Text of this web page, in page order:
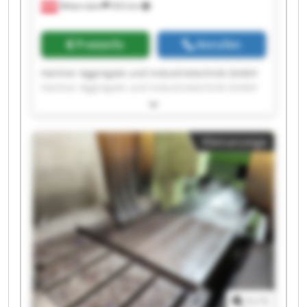
Mitterndorf 453 km
Preisinfo Anrufen
Hartner Aggregate und Industrietechnik GmbH
Hartner Aggregate und Industrietechnik GmbH
Hartner Aggregate und Industrietechnik GmbH
Hartner Aggregate und Industrietechnik GmbH
Hartner Aggregate und Industrietechnik GmbH
Hartner Aggregate und Industrietechnik GmbH
Hartner Aggregate und Industrietechnik GmbH
Hartner Aggregate und Industrietechnik GmbH
Hartner Aggregate und Industrietechnik GmbH
Hartner Aggregate und Industrietechnik GmbH
Hartner Aggregate und Industrietechnik GmbH
Hartner Aggregate und Industrietechnik GmbH
Hartner Aggregate und Industrietechnik GmbH
Hartner Aggregate und Industrietechnik GmbH
Hartner Aggregate und Industrietechnik GmbH
Kleinanzeige